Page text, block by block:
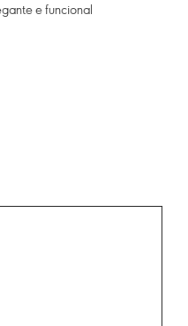
e funcional